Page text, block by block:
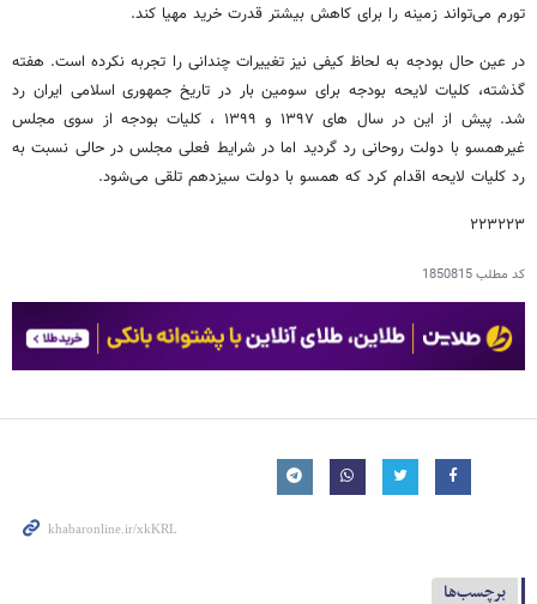
تورم می‌تواند زمینه را برای کاهش بیشتر قدرت خرید مهیا کند.
در عین حال بودجه به لحاظ کیفی نیز تغییرات چندانی را تجربه نکرده است. هفته
گذشته، کلیات لایحه بودجه برای سومین بار در تاریخ جمهوری اسلامی ایران رد
شد. پیش از این در سال های ۱۳۹۷ و ۱۳۹۹ ، کلیات بودجه از سوی مجلس
غیرهمسو با دولت روحانی رد گردید اما در شرایط فعلی مجلس در حالی نسبت به
رد کلیات لایحه اقدام کرد که همسو با دولت سیزدهم تلقی می‌شود.
۲۲۳۲۲۳
کد مطلب1850815
برچسب‌ها